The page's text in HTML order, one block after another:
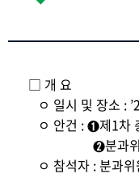
□ 개 요
ㅇ 일시 및 장소 :
ㅇ 안건 : ➊제1차
➋분과위원별
ㅇ 참석자 : 분과